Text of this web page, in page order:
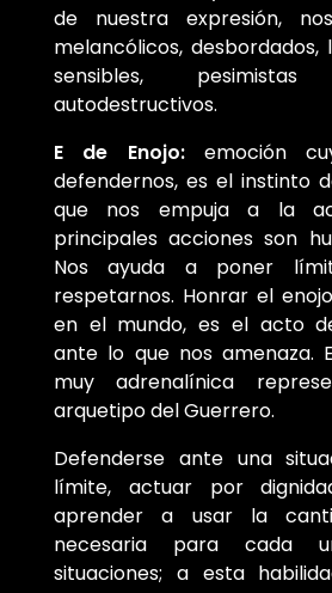
de nuestra expresión,
melancólicos,
sensibles,
autodestructivos.
E de Enojo: emoción
defendernos, es el instinto
que nos empuja a la
principales acciones son
Nos ayuda a poner
respetarnos. Honrar el
en el mundo, es el acto
ante lo que nos amenaza.
muy adrenalínica
arquetipo del Guerrero.
Defenderse ante una
límite, actuar por
aprender a usar la
necesaria para cada
situaciones; a esta